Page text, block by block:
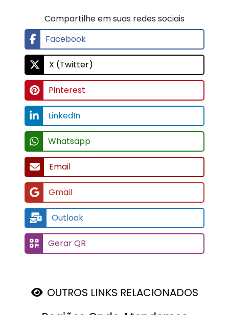
Compartilhe em suas redes sociais
Facebook
X (Twitter)
Pinterest
LinkedIn
Whatsapp
Email
Gmail
Outlook
Gerar QR
OUTROS LINKS RELACIONADOS